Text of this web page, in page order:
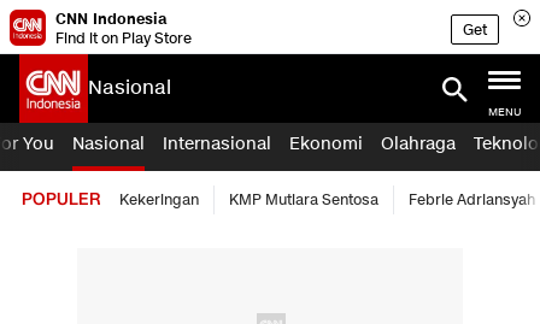
CNN Indonesia
Find it on Play Store
Get
Nasional
MENU
You Nasional Internasional Ekonomi Olahraga
POPULER Kekeringan KMP Mutiara Sentosa Febrie Adriansyah